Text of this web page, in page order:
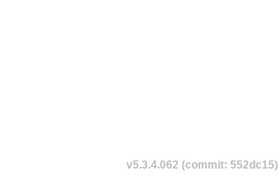
v5.3.4.062 (commit: 552dc15)